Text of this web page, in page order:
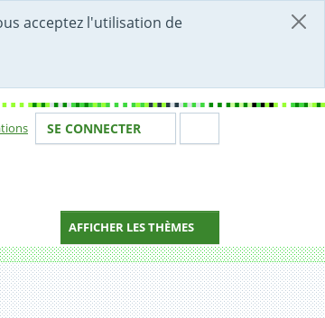
acceptez l'utilisation de
Votre identité
SE CONNECTER
AFFICHER LES THÈMES